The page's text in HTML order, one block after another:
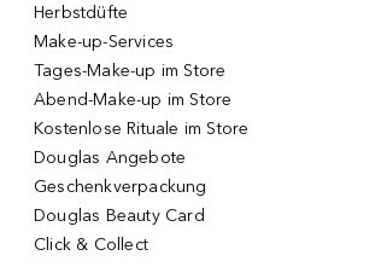
Herbstdüfte
Make-up-Services
Tages-Make-up im Store
Abend-Make-up im Store
Kostenlose Rituale im Store
Douglas Angebote
Geschenkverpackung
Douglas Beauty Card
Click & Collect